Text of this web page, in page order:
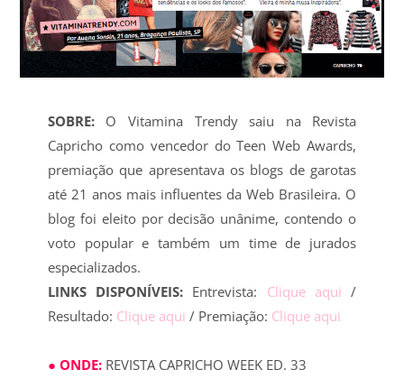
SOBRE: O Vitamina Trendy saiu na Revista
Capricho como vencedor do Teen Web Awards,
premiação que apresentava os blogs de garotas
até 21 anos mais influentes da Web Brasileira. O
blog foi eleito por decisão unânime, contendo o
voto popular e também um time de jurados
especializados.
LINKS DISPONÍVEIS: Entrevista: Clique aqui /
Resultado: Clique aqui / Premiação: Clique aqui
● ONDE: REVISTA CAPRICHO WEEK ED. 33